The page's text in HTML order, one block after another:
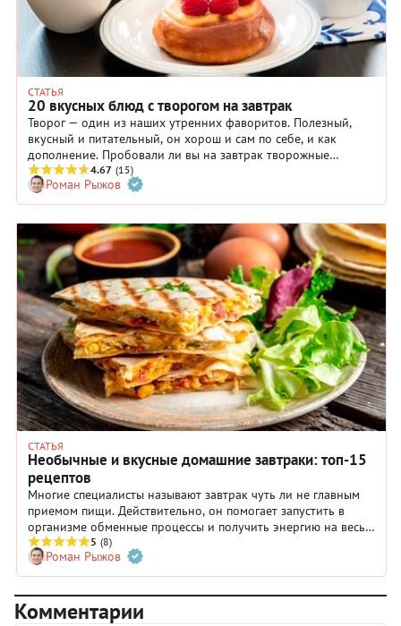
СТАТЬЯ
20 вкусных блюд с творогом на завтрак
Творог — один из наших утренних фаворитов. Полезный,
вкусный и питательный, он хорош и сам по себе, и как
дополнение. Пробовали ли вы на завтрак творожные
лепешки, паровой пудинг с творогом или необычные
сырники с зеленью? Рецепты этих и многих других простых и
вкусных творожных блюд вы найдете в нашей подборке.
4.67 (15)
Роман Рыжов
СТАТЬЯ
Необычные и вкусные домашние завтраки: топ-15
рецептов
Многие специалисты называют завтрак чуть ли не главным
приемом пищи. Действительно, он помогает запустить в
организме обменные процессы и получить энергию на весь
день. В нашей подборке вы найдете оригинальные и
вкусные завтраки, которые сделают ваше утро по-
настоящему добрым.
5 (8)
Роман Рыжов
Комментарии